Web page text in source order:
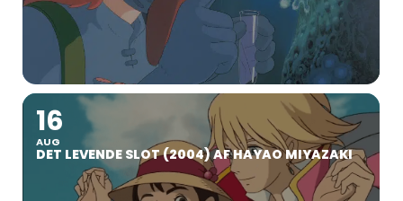
16
AUG
DET LEVENDE SLOT (2004) AF HAYAO MIYAZAKI